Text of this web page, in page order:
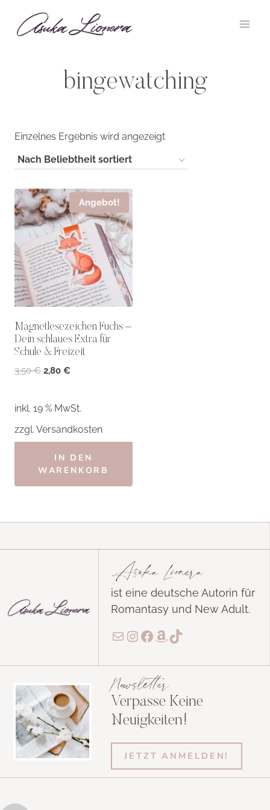
Inhalt
springen
bingewatching
Einzelnes Ergebnis wird angezeigt
Angebot!
Magnetlesezeichen Fuchs –
Dein schlaues Extra für
Schule & Freizeit
3,50€ Ursprünglicher
3,50 €
2,80 €
2,80 €.
inkl. 19 % MwSt.
zzgl. Versandkosten
IN DEN
WARENKORB
Asuka Lionera
ist eine deutsche Autorin für
Romantasy und New Adult.
E-MailInstagram
Facebook
Amazon
TikTok
Newsletter
Verpasse Keine
Neuigkeiten!
JETZT ANMELDEN!